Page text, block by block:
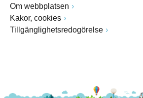
Om webbplatsen
Kakor, cookies
Tillgänglighetsredogörelse